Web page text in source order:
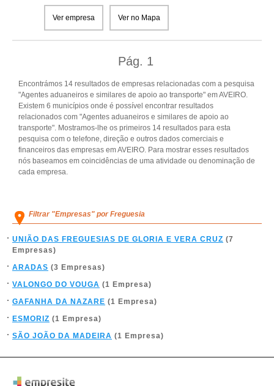
Ver empresa Ver no Mapa
Pág. 1
Encontrámos 14 resultados de empresas relacionadas com a pesquisa
"Agentes aduaneiros e similares de apoio ao transporte" em AVEIRO.
Existem 6 municípios onde é possível encontrar resultados
relacionados com "Agentes aduaneiros e similares de apoio ao
transporte". Mostramos-lhe os primeiros 14 resultados para esta
pesquisa com o telefone, direção e outros dados comerciais e
financeiros das empresas em AVEIRO. Para mostrar esses resultados
nós baseamos em coincidências de uma atividade ou denominação de
cada empresa.
Filtrar "Empresas" por Freguesia
UNIÃO DAS FREGUESIAS DE GLORIA E VERA CRUZ (7
Empresas)
ARADAS (3 Empresas)
VALONGO DO VOUGA (1 Empresa)
GAFANHA DA NAZARE (1 Empresa)
ESMORIZ (1 Empresa)
SÃO JOÃO DA MADEIRA (1 Empresa)